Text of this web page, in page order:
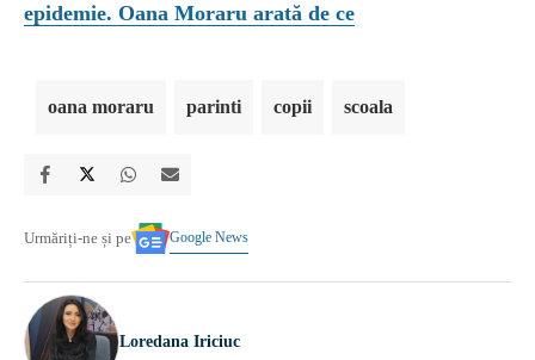
epidemie. Oana Moraru arată de ce
oana moraru parinti copii scoala
Urmăriți-ne și pe Google News
Loredana Iriciuc